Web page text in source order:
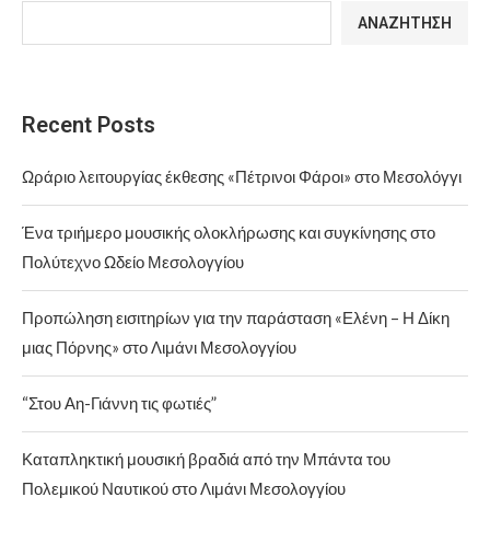
ΑΝΑΖΉΤΗΣΗ
Recent Posts
Ωράριο λειτουργίας έκθεσης «Πέτρινοι Φάροι» στο Μεσολόγγι
Ένα τριήμερο μουσικής ολοκλήρωσης και συγκίνησης στο
Πολύτεχνο Ωδείο Μεσολογγίου
Προπώληση εισιτηρίων για την παράσταση «Ελένη – Η Δίκη
μιας Πόρνης» στο Λιμάνι Μεσολογγίου
“Στου Αη-Γιάννη τις φωτιές”
Καταπληκτική μουσική βραδιά από την Μπάντα του
Πολεμικού Ναυτικού στο Λιμάνι Μεσολογγίου